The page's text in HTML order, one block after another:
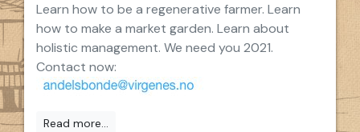
Learn how to be a regenerative farmer. Learn
how to make a market garden. Learn about
holistic management. We need you 2021.
Contact now:
Read more...